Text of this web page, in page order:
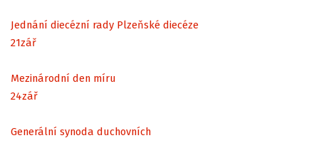
Jednání diecézní rady Plzeňské diecéze
21zář
Mezinárodní den míru
24zář
Generální synoda duchovních